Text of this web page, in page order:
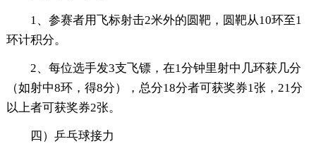
1、参赛者用飞标射击2米外的圆靶，圆靶从10环至1
环计积分。
2、每位选手发3支飞镖，在1分钟里射中几环获几分
（如射中8环，得8分），总分18分者可获奖券1张，21分
以上者可获奖券2张。
四）乒乓球接力